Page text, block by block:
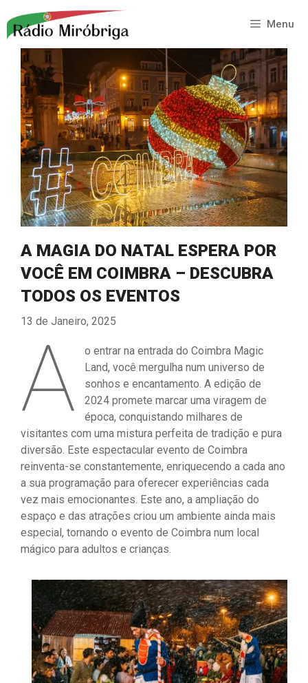
para
conteúdo
Menu
A MAGIA DO NATAL ESPERA POR
VOCÊ EM COIMBRA – DESCUBRA
TODOS OS EVENTOS
13 de Janeiro, 2025
A
o entrar na entrada do Coimbra Magic
Land, você mergulha num universo de
sonhos e encantamento. A edição de
2024 promete marcar uma viragem de
época, conquistando milhares de
visitantes com uma mistura perfeita de tradição e pura
diversão. Este espectacular evento de Coimbra
reinventa-se constantemente, enriquecendo a cada ano
a sua programação para oferecer experiências cada
vez mais emocionantes. Este ano, a ampliação do
espaço e das atrações criou um ambiente ainda mais
especial, tornando o evento de Coimbra num local
mágico para adultos e crianças.